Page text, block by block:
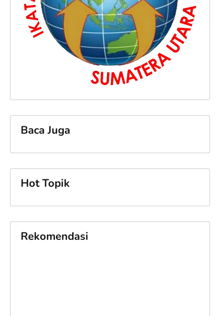
Baca Juga
Hot Topik
Rekomendasi